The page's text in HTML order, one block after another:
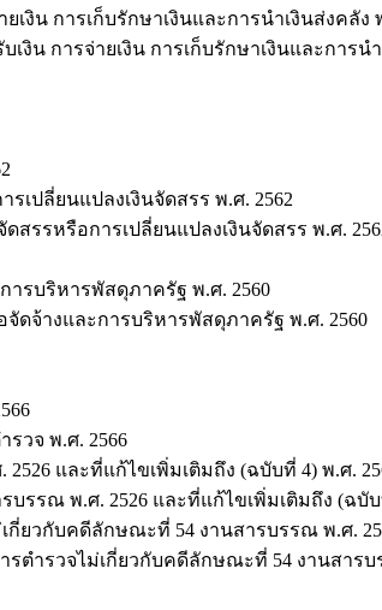
เงิน การเก็บรักษาเงินและการนำเงินส่งคลั
งิน การจ่ายเงิน การเก็บรักษาเงินและการ
เปลี่ยนแปลงเงินจัดสรร พ.ศ. 2562
รรหรือการเปลี่ยนแปลงเงินจัดสรร พ.ศ.
ารบริหารพัสดุภาครัฐ พ.ศ. 2560
ดจ้างและการบริหารพัสดุภาครัฐ พ.ศ. 2560
วจ พ.ศ. 2566
และที่แก้ไขเพิ่มเติมถึง (ฉบับที่ 4) พ.ศ.
รณ พ.ศ. 2526 และที่แก้ไขเพิ่มเติมถึง (ฉบับ
ยวกับคดีลักษณะที่ 54 งานสารบรรณ พ.ศ.
ตำรวจไม่เกี่ยวกับคดีลักษณะที่ 54 งานสารบ